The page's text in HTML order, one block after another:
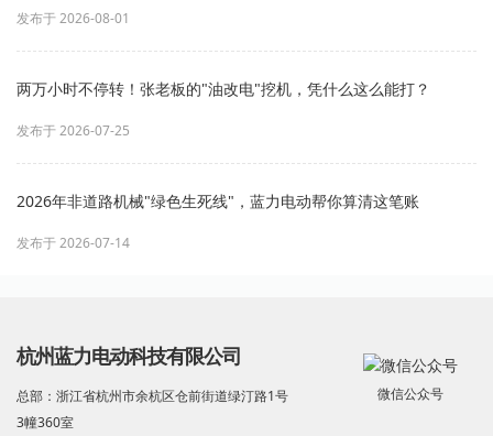
发布于 2026-08-01
两万小时不停转！张老板的"油改电"挖机，凭什么这么能打？
发布于 2026-07-25
2026年非道路机械"绿色生死线"，蓝力电动帮你算清这笔账
发布于 2026-07-14
杭州蓝力电动科技有限公司
总部：浙江省杭州市余杭区仓前街道绿汀路1号
3幢360室
微信公众号